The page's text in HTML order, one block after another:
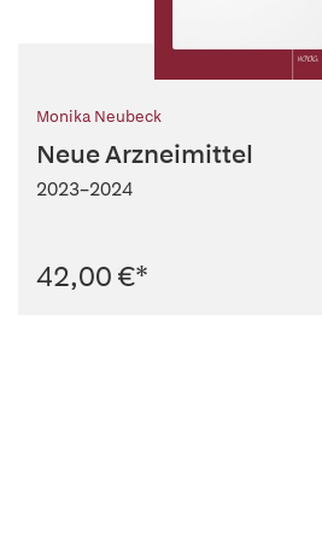
Monika Neubeck
Neue Arzneimittel
2023–2024
42,00 €*